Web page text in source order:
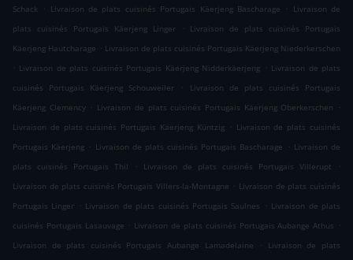
Schack . Livraison de plats cuisinés Portugais Käerjeng Bascharage . Livraison de
plats cuisinés Portugais Käerjeng Linger
. Livraison de plats cuisinés Portugais
Käerjeng Hautcharage . Livraison de plats cuisinés Portugais Käerjeng Niederkerschen
. Livraison de plats cuisinés Portugais Käerjeng Nidderkäerjeng . Livraison de plats
cuisinés Portugais Käerjeng Schouweiler
.
Livraison de plats cuisinés Portugais
Käerjeng Clemency . Livraison de plats cuisinés Portugais Käerjeng Oberkerschen
.
Livraison de plats cuisinés Portugais Käerjeng Küntzig . Livraison de plats cuisinés
Portugais Käerjeng . Livraison de plats cuisinés Portugais Bascharage . Livraison de
plats cuisinés Portugais Thil
. Livraison de plats cuisinés Portugais Villerupt
.
Livraison de plats cuisinés Portugais Villers-la-Montagne . Livraison de plats cuisinés
Portugais Linger . Livraison de plats cuisinés Portugais Saulnes . Livraison de plats
cuisinés Portugais Lasauvage . Livraison de plats cuisinés Portugais Aubange Athus .
Livraison de plats cuisinés Portugais Aubange Lamadelaine
.
Livraison de plats